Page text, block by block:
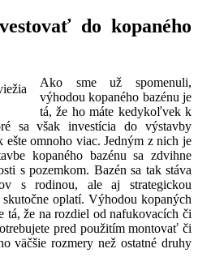
do kopaného
Ako sme už spomenuli,
výhodou kopaného bazénu je
tá, že ho máte kedykoľvek k
sa však investícia do výstavby
ešte omnoho viac. Jedným z nich je
kopaného bazénu sa zdvihne
s pozemkom. Bazén sa tak stáva
s rodinou, ale aj strategickou
oplatí. Výhodou kopaných
tá, že na rozdiel od nafukovacích či
pred použitím montovať či
väčšie rozmery než ostatné druhy